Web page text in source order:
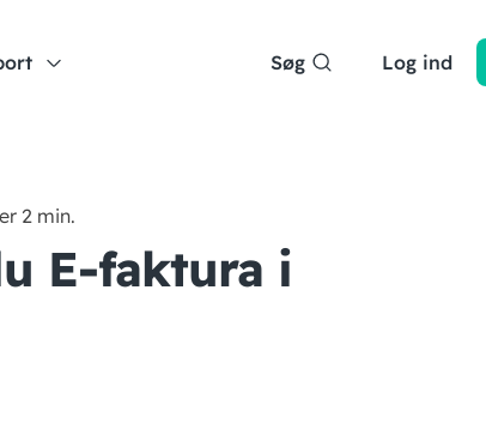
Søg Log ind
2 min.
E-faktura i